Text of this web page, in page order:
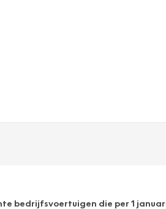
bedrijfsvoertuigen die per 1